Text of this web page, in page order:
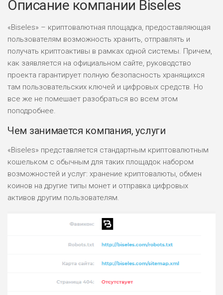
Описание компании Biseles
«Biseles» – криптовалютная площадка, предоставляющая
пользователям возможность хранить, отправлять и
получать криптоактивы в рамках одной системы. Причем,
как заявляется на официальном сайте, руководство
проекта гарантирует полную безопасность хранящихся
там пользовательских ключей и цифровых средств. Но
все же не помешает разобраться во всем этом
поподробнее.
Чем занимается компания, услуги
«Biseles» представляется стандартным криптовалютным
кошельком с обычным для таких площадок набором
возможностей и услуг: хранение криптовалюты, обмен
коинов на другие типы монет и отправка цифровых
активов другим пользователям.